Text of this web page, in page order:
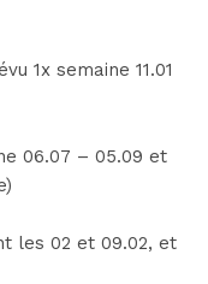
1x semaine 11.01
06.07 – 05.09 et
les 02 et 09.02, et